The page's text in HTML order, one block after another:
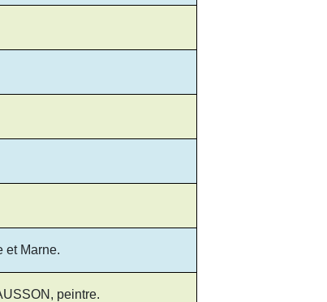
et Marne.
peintre.